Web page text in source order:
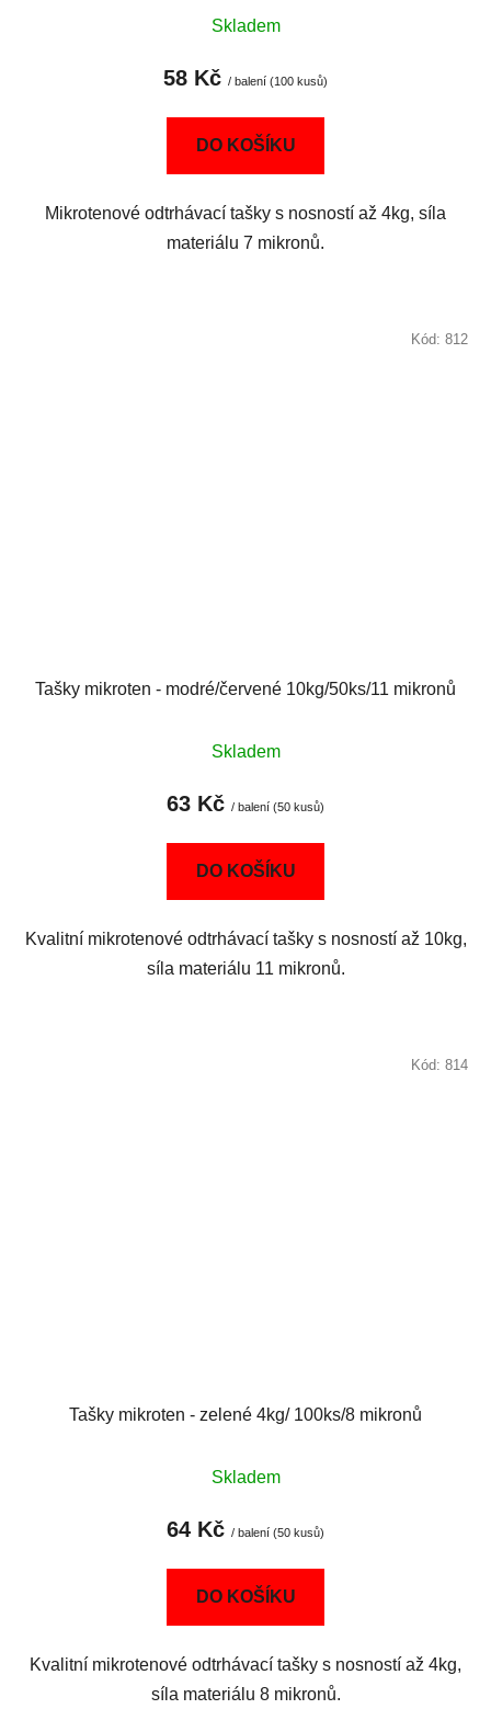
Skladem
58 Kč / balení (100 kusů)
DO KOŠÍKU
Mikrotenové odtrhávací tašky s nosností až 4kg, síla
materiálu 7 mikronů.
Tašky mikroten - modré/červené 10kg/50ks/11 mikronů
Skladem
63 Kč / balení (50 kusů)
DO KOŠÍKU
Kvalitní mikrotenové odtrhávací tašky s nosností až 10kg,
síla materiálu 11 mikronů.
Kód: 812
Tašky mikroten - zelené 4kg/ 100ks/8 mikronů
Skladem
64 Kč / balení (50 kusů)
DO KOŠÍKU
Kvalitní mikrotenové odtrhávací tašky s nosností až 4kg,
síla materiálu 8 mikronů.
Kód: 814